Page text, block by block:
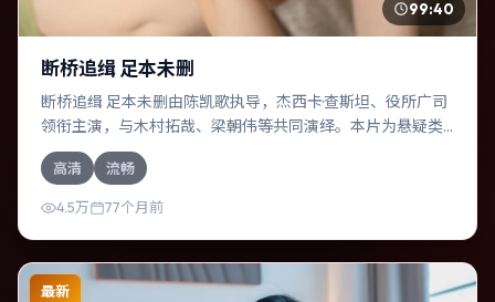
99:40
断桥追缉 足本未删
断桥追缉 足本未删由陈凯歌执导，杰西卡·查斯坦、役所广司
领衔主演，与木村拓哉、梁朝伟等共同演绎。本片为悬疑类
型，主要班底与取景来自俄罗斯。两代人的隔阂在故乡小城
被慢慢缝合。影片整体气质克制，节奏紧凑，人物动机清
晰，适合喜欢强情节与细腻表演的观众。
高清 流畅
4.5万 77个月前
最新